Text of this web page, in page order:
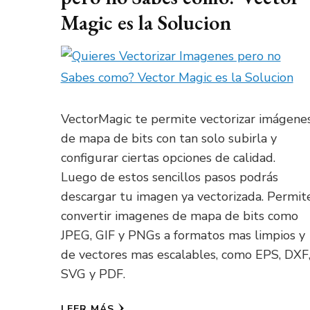
Magic es la Solucion
VectorMagic te permite vectorizar
de mapa de bits con tan solo subirla y
configurar ciertas opciones de calidad.
Luego de estos sencillos pasos podrás
descargar tu imagen ya vectorizada.
convertir imagenes de mapa de bits como
JPEG, GIF y PNGs a formatos mas limpios y
de vectores mas escalables, como EPS, DXF,
SVG y PDF.